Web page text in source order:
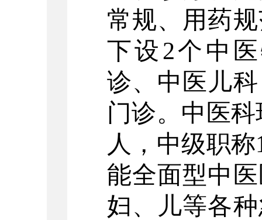
常规、用药
下设2个中
诊、中医儿
门诊。中医
人，中级职称
能全面型中
妇、儿等各